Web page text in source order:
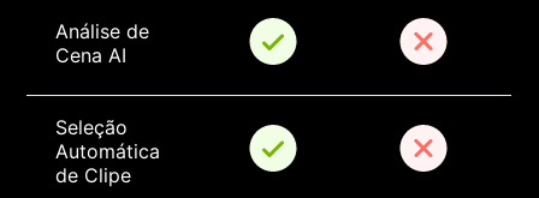
Análise de
Cena AI
Seleção
Automática
de Clipe